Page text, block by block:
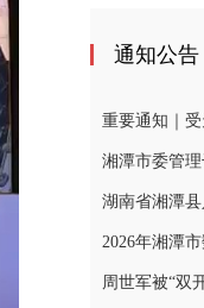
通知公告
重要通知｜
湘潭市委管
周世军被“双